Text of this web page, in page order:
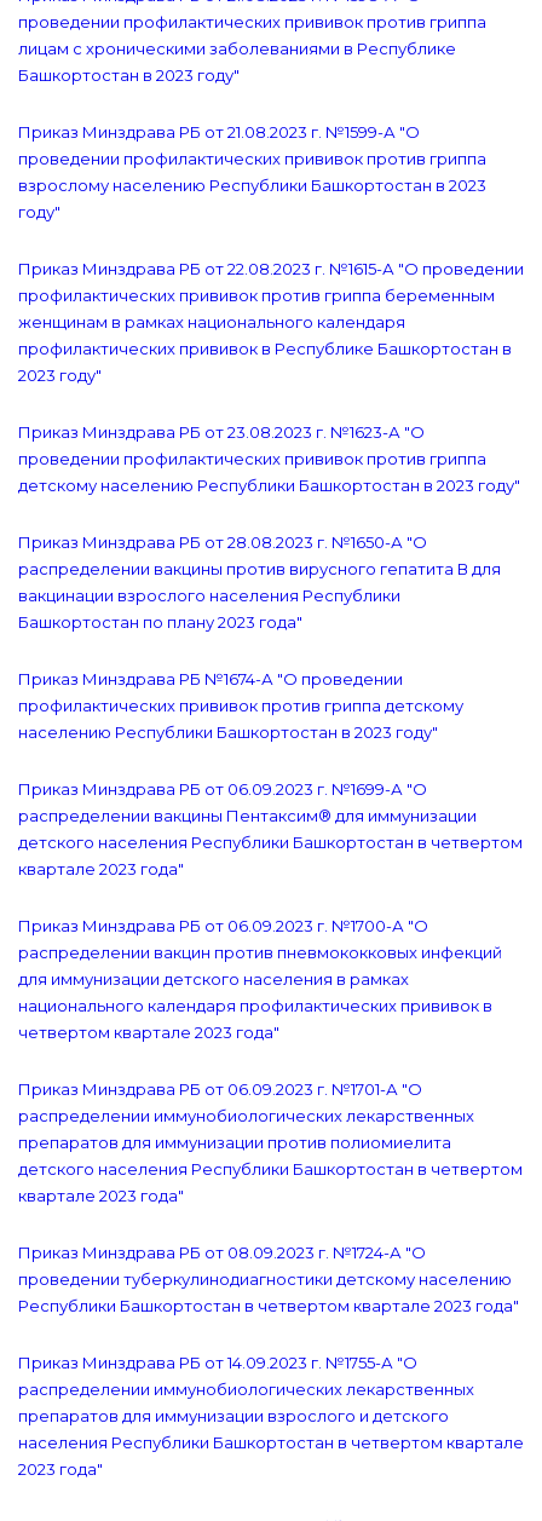
проведении профилактических прививок против гриппа
лицам с хроническими заболеваниями в Республике
Башкортостан в 2023 году"
Приказ Минздрава РБ от 21.08.2023 г. №1599-А "О
проведении профилактических прививок против гриппа
взрослому населению Республики Башкортостан в 2023
году"
Приказ Минздрава РБ от 22.08.2023 г. №1615-А "О проведении
профилактических прививок против гриппа беременным
женщинам в рамках национального календаря
профилактических прививок в Республике Башкортостан в
2023 году"
Приказ Минздрава РБ от 23.08.2023 г. №1623-А "О
проведении профилактических прививок против гриппа
детскому населению Республики Башкортостан в 2023 году"
Приказ Минздрава РБ от 28.08.2023 г. №1650-А "О
распределении вакцины против вирусного гепатита В для
вакцинации взрослого населения Республики
Башкортостан по плану 2023 года"
Приказ Минздрава РБ №1674-А "О проведении
профилактических прививок против гриппа детскому
населению Республики Башкортостан в 2023 году"
Приказ Минздрава РБ от 06.09.2023 г. №1699-А "О
распределении вакцины Пентаксим® для иммунизации
детского населения Республики Башкортостан в четвертом
квартале 2023 года"
Приказ Минздрава РБ от 06.09.2023 г. №1700-А "О
распределении вакцин против пневмококковых инфекций
для иммунизации детского населения в рамках
национального календаря профилактических прививок в
четвертом квартале 2023 года"
Приказ Минздрава РБ от 06.09.2023 г. №1701-А "О
распределении иммунобиологических лекарственных
препаратов для иммунизации против полиомиелита
детского населения Республики Башкортостан в четвертом
квартале 2023 года"
Приказ Минздрава РБ от 08.09.2023 г. №1724-А "О
проведении туберкулинодиагностики детскому населению
Республики Башкортостан в четвертом квартале 2023 года"
Приказ Минздрава РБ от 14.09.2023 г. №1755-А "О
распределении иммунобиологических лекарственных
препаратов для иммунизации взрослого и детского
населения Республики Башкортостан в четвертом квартале
2023 года"